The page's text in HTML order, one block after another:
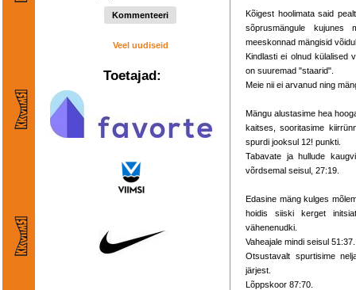
Kommenteeri
Veel uudiseid
Toetajad:
Kõigest hoolimata said
sõprusmängule kujunes
meeskonnad mängisid
Kindlasti ei olnud külalised
on suuremad "staarid".
Meie nii ei arvanud ning
Mängu alustasime hea
kaitses, sooritasime
spurdi jooksul 12! punkti.
Tabavate ja hullude
võrdsemal seisul, 27:19.
Edasine mäng kulges
hoidis siiski kerget
vähenenudki.
Vaheajale mindi seisul 51:37.
Otsustavalt spurtisime
järjest.
Lõppskoor 87:70.